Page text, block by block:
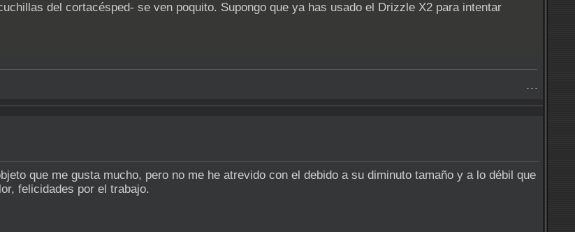
del cortacésped- se ven poquito. Supongo que ya has usado el Drizzle X2 para intentar
- - -
que me gusta mucho, pero no me he atrevido con el debido a su diminuto tamaño y a lo débil que
felicidades por el trabajo.